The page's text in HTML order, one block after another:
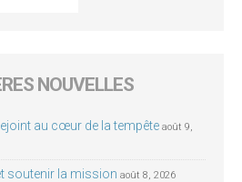
NOUVELLES
au cœur de la tempête août 9,
soutenir la mission août 8, 2026